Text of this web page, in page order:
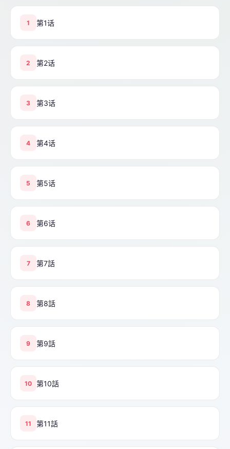
1 第1话
2 第2话
3 第3话
4 第4话
5 第5话
6 第6话
7 第7話
8 第8話
9 第9話
10 第10話
11 第11話